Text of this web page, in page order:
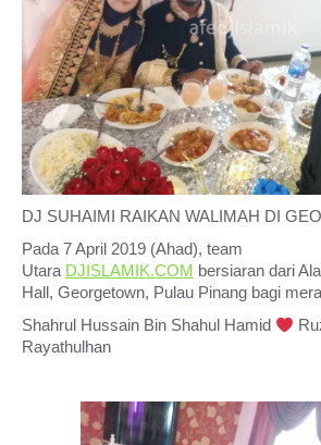
DJ SUHAIMI RAIKAN WALIMAH DI
Pada 7 April 2019 (Ahad), team
Utara DJISLAMIK.COM bersiaran dari
Hall, Georgetown, Pulau Pinang bagi
Shahrul Hussain Bin Shahul Hamid
Rayathulhan